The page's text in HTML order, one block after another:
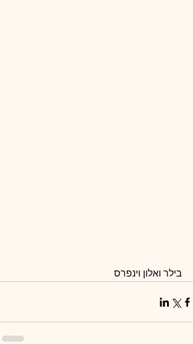
בילר ואלון וינפרס